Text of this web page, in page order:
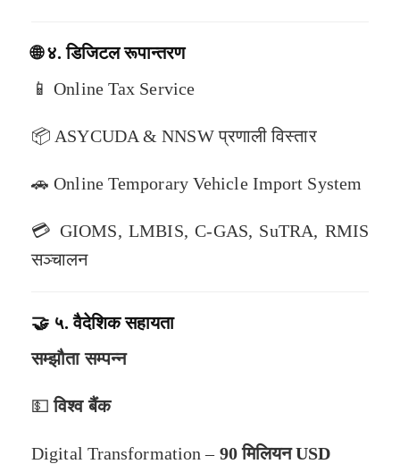
🌐४. डिजिटल रूपान्तरण
📱 Online Tax Service
📦 ASYCUDA & NNSW प्रणाली विस्तार
🚗 Online Temporary Vehicle Import System
💳 GIOMS, LMBIS, C-GAS, SuTRA, RMIS
सञ्चालन
🤝 ५. वैदेशिक सहायता
सम्झौता सम्पन्न
💵विश्व बैंक
Digital Transformation – 90 मिलियन USD